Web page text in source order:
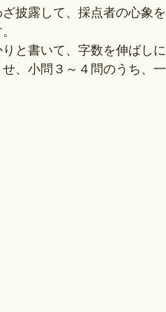
披露して、採点者の心象を
と書いて、字数を伸ばしに
、小問３～４問のうち、一